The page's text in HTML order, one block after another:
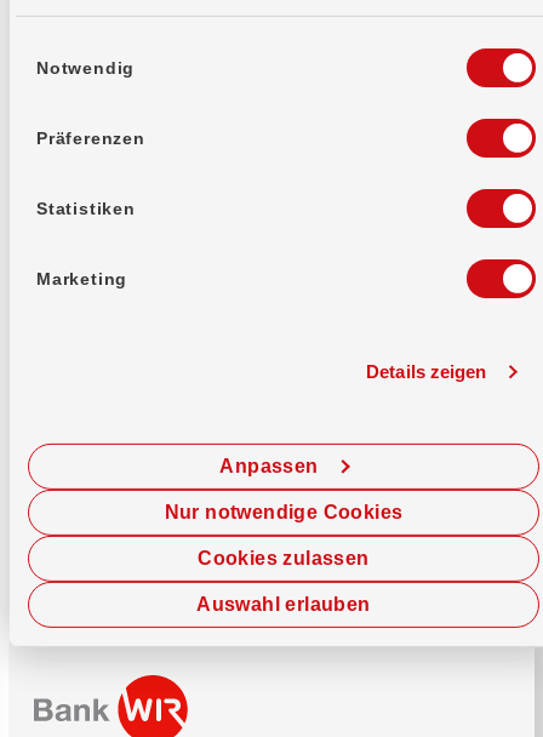
Notwendig
Präferenzen
Statistiken
Marketing
Details zeigen
Cookies zulassen
Anpassen
Auswahl erlauben
Nur notwendige Cookies
Kontaktformular
Jetzt chatten